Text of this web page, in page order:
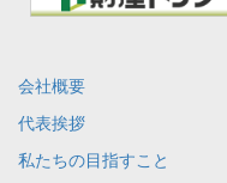
会社概要
代表挨拶
私たちの目指すこと